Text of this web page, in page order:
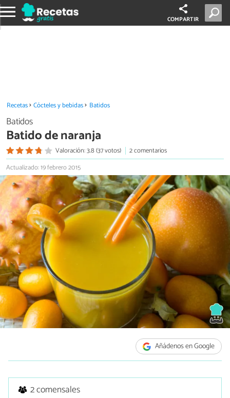
COMPARTIR
Recetas Cócteles y bebidas Batidos
Batidos
Batido de naranja
Valoración: 3.8 (37 votos)
2 comentarios
Actualizado: 19 febrero 2015
Añádenos en Google
2 comensales